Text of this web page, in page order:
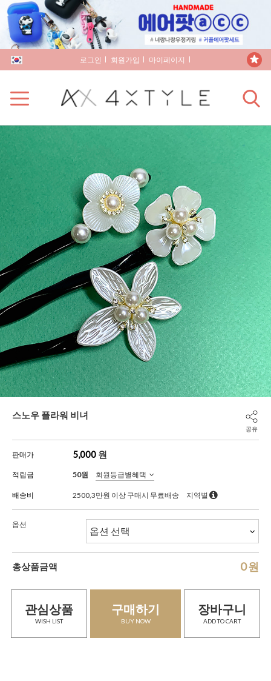
로그인 회원가입 마이페이지
스노우 플라워 비녀
공유
판매가 5,000 원
적립금 50원 회원등급별혜택
배송비 2500,3만원 이상 구매시 무료배송 지역별
옵션
총상품금액 0원
관심상품
WISH LIST
구매하기
BUY NOW
장바구니
ADD TO CART